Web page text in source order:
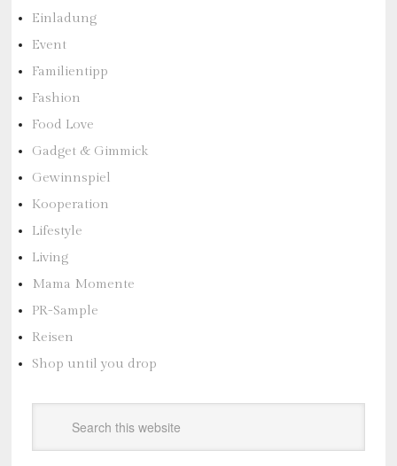
Einladung
Event
Familientipp
Fashion
Food Love
Gadget & Gimmick
Gewinnspiel
Kooperation
Lifestyle
Living
Mama Momente
PR-Sample
Reisen
Shop until you drop